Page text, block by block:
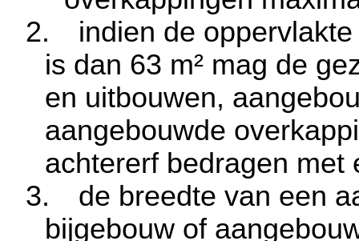
2.
indien de
is dan 63 m² mag de
en uitbouwen,
aangebouwde
achtererf bedragen
3.
de breedte van een
bijgebouw of